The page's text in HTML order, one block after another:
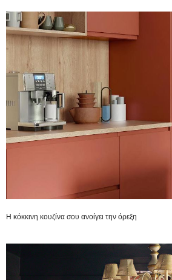
Η κόκκινη κουζίνα σου ανοίγει την όρεξη